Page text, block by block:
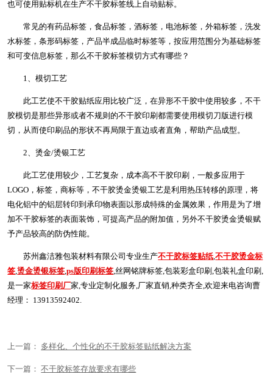
也可使用贴标机在生产不干胶标签线上自动贴标。
常见的有药品标签，食品标签，酒标签，电池标签，外箱标签，洗发
水标签，条形码标签，产品半成品临时标签等，按应用范围分为基础标签
和可变信息标签，那么不干胶标签模切方式有哪些？
1、模切工艺
此工艺使不干胶贴纸应用比较广泛，在异形不干胶中使用较多，不干
胶模切是那些异形或者不规则的不干胶印刷都需要使用模切刀版进行模
切，从而使印刷品的形状不再局限于直边或者直角，帮助产品成型。
2、烫金/烫银工艺
此工艺使用较少，工艺复杂，成本高不干胶印刷，一般多应用于
LOGO，标签，商标等，不干胶烫金烫银工艺是利用热压转移的原理，将
电化铝中的铝层转印到承印物表面以形成特殊的金属效果，作用是为了增
加不干胶标签的表面装饰，可提高产品的附加值，另外不干胶烫金烫银赋
予产品较高的防伪性能。
苏州鑫洁雅包装材料有限公司专业生产不干胶标签贴纸,不干胶烫金标
签,烫金烫银标签,ps版印刷标签,丝网铭牌标签,包装彩盒印刷,包装礼盒印刷,
是一家标签印刷厂家,专业定制化服务,厂家直销,种类齐全,欢迎来电咨询曹
经理： 13913592402.
上一篇： 多样化、个性化的不干胶标签贴纸解决方案
下一篇：不干胶标签存放要求有哪些